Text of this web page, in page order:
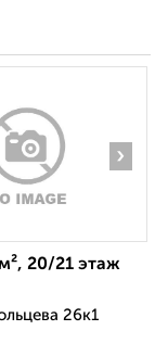
›
20/21 этаж
26к1